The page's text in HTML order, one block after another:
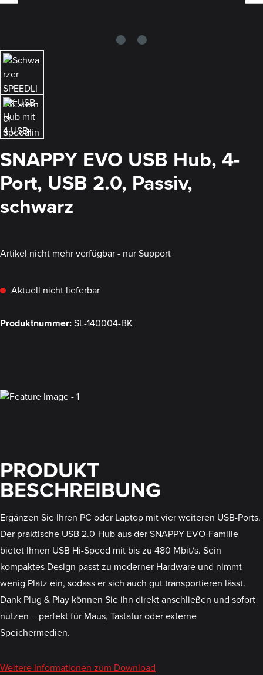
SNAPPY EVO USB Hub, 4-
Port, USB 2.0, Passiv,
schwarz
Artikel nicht mehr verfügbar - nur Support
Aktuell nicht lieferbar
Produktnummer:SL-140004-BK
PRODUKT
BESCHREIBUNG
Ergänzen Sie Ihren PC oder Laptop mit vier weiteren USB-Ports.
Der praktische USB 2.0-Hub aus der SNAPPY EVO-Familie
bietet Ihnen USB Hi-Speed mit bis zu 480 Mbit/s. Sein
kompaktes Design passt zu moderner Hardware und nimmt
wenig Platz ein, sodass er sich auch gut transportieren lässt.
Dank Plug & Play können Sie ihn direkt anschließen und sofort
nutzen – perfekt für Maus, Tastatur oder externe
Speichermedien.
Weitere Informationen zum Download